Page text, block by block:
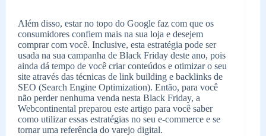
Além disso, estar no topo do Google faz com que os
consumidores confiem mais na sua loja e desejem
comprar com você. Inclusive, esta estratégia pode ser
usada na sua campanha de Black Friday deste ano, pois
ainda dá tempo de você criar conteúdos e otimizar o seu
site através das técnicas de link building e backlinks de
SEO (Search Engine Optimization). Então, para você
não perder nenhuma venda nesta Black Friday, a
Webcontinental preparou este artigo para você saber
como utilizar essas estratégias no seu e-commerce e se
tornar uma referência do varejo digital.